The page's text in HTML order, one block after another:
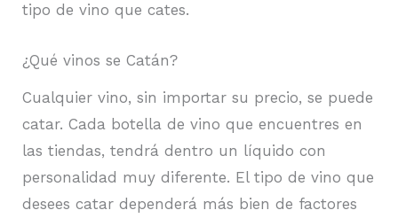
tipo de vino que cates.
¿Qué vinos se Catán?
Cualquier vino, sin importar su precio, se puede
catar. Cada botella de vino que encuentres en
las tiendas, tendrá dentro un líquido con
personalidad muy diferente. El tipo de vino que
desees catar dependerá más bien de factores